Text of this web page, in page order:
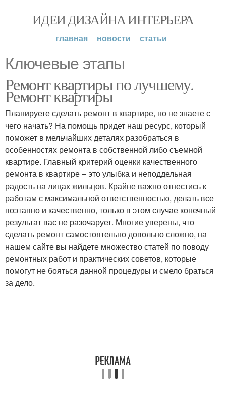
ИДЕИ ДИЗАЙНА ИНТЕРЬЕРА
главная новости статьи
Ключевые этапы
Ремонт квартиры по лучшему.
Ремонт квартиры
Планируете сделать ремонт в квартире, но не знаете с
чего начать? На помощь придет наш ресурс, который
поможет в мельчайших деталях разобраться в
особенностях ремонта в собственной либо съемной
квартире. Главный критерий оценки качественного
ремонта в квартире – это улыбка и неподдельная
радость на лицах жильцов. Крайне важно отнестись к
работам с максимальной ответственностью, делать все
поэтапно и качественно, только в этом случае конечный
результат вас не разочарует. Многие уверены, что
сделать ремонт самостоятельно довольно сложно, на
нашем сайте вы найдете множество статей по поводу
ремонтных работ и практических советов, которые
помогут не бояться данной процедуры и смело браться
за дело.